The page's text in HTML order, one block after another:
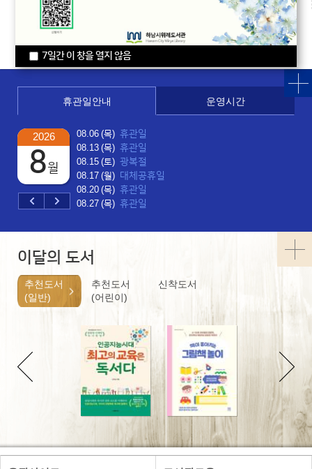
7일간 이 창을 열지 않음
7일간 이 창을 열지 않음
휴관일안내
2026
8월
08.06 (목) 휴관일
08.13 (목) 휴관일
08.15 (토) 광복절
08.17 (월) 대체공휴일
08.20 (목) 휴관일
08.27 (목) 휴관일
운영시간
이달의 도서
추천도서
(일반)
추천도서
(어린이)
신착도서